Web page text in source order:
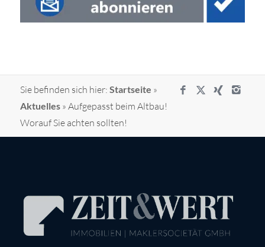
Sie befinden sich hier: Startseite »
Aktuelles» Aufgepasst beim Altbau!
Worauf Sie achten sollten!